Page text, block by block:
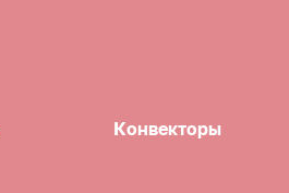
Конвекторы